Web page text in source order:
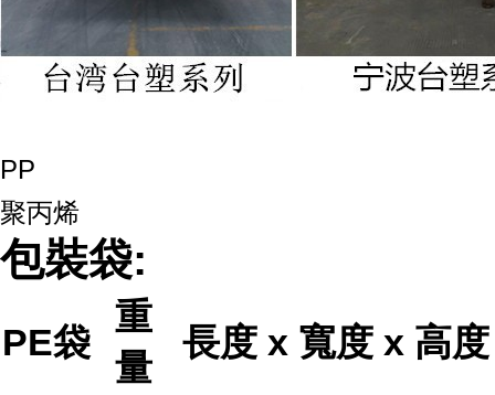
PP
聚丙烯
包裝袋:
PE袋
重
量
長度 x 寬度 x 高度